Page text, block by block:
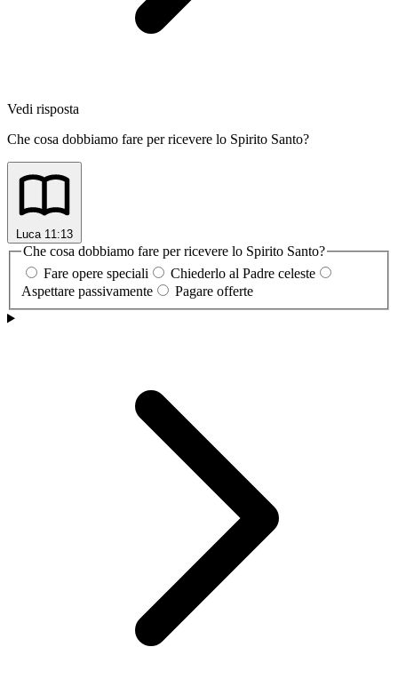
Vedi risposta
Che cosa dobbiamo fare per ricevere lo Spirito Santo?
Luca 11:13
Che cosa dobbiamo fare per ricevere lo Spirito Santo?
Fare opere speciali
Chiederlo al Padre celeste
Aspettare passivamente
Pagare offerte